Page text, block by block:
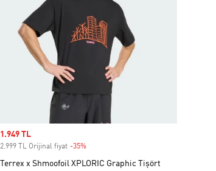
Sale price
1.949 TL
2.999 TL Orijinal fiyat -35%Discount
Terrex x Shmoofoil XPLORIC Graphic Tişört